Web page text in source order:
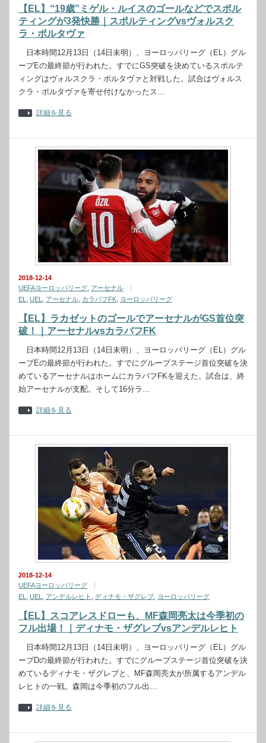
【EL】“19歳”ミゲル・ルイスのゴールなどでスポル
ティングが3発快勝｜スポルティングvsヴォルスク
ラ・ポルタヴァ
日本時間12月13日（14日未明）、ヨーロッパリーグ（EL）グル
ープEの最終節が行われた。すでにGS突破を決めているスポルテ
ィングはヴォルスクラ・ポルタヴァと対戦した。試合はヴォルス
クラ・ポルタヴァを寄せ付けなかったス…
詳細を見る
2018-12-14
UEFAヨーロッパリーグ アーセナル
EL
UEL アーセナル カラバフFK ヨーロッパリーグ
【EL】ラカゼットのゴールでアーセナルがGS首位突
破！｜アーセナルvsカラバフFK
日本時間12月13日（14日未明）、ヨーロッパリーグ（EL）グル
ープEの最終節が行われた。すでにグループステージ首位突破を決
めているアーセナルはホームにカラバフFKを迎えた。試合は、終
始アーセナルが支配。そして16分ラ…
詳細を見る
2018-12-14
UEFAヨーロッパリーグ
EL
UEL アンデルレヒト ディナモ・ザグレブ ヨーロッパリーグ
【EL】スコアレスドローも、MF森岡亮太は今季初の
フル出場！｜ディナモ・ザグレブvsアンデルレヒト
日本時間12月13日（14日未明）、ヨーロッパリーグ（EL）グル
ープDの最終節が行われた。すでにグループステージ首位突破を決
めているディナモ・ザグレブと、MF森岡亮太が所属するアンデル
レヒトの一戦。森岡は今季初のフル出…
詳細を見る